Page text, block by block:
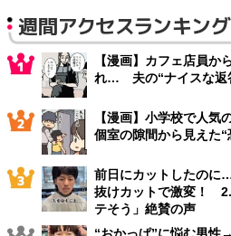
週間アクセスランキング
【漫画】カフェ店員か
れ… 夫の“ナイスな返
【漫画】小学校で人
個室の隙間から見えた“
前日にカットしたのに
抜けカットで激変！
テそう」絶賛の声